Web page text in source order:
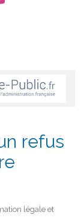
refus
légale et